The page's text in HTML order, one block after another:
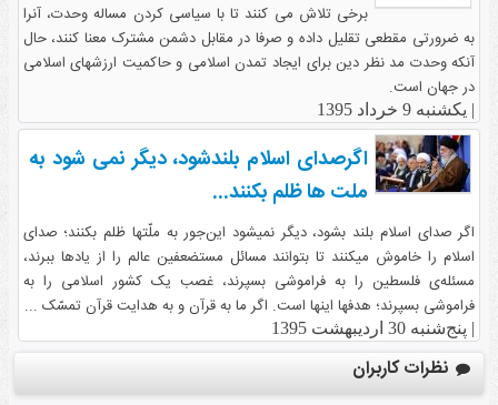
برخی تلاش می کنند تا با سیاسی کردن مساله وحدت، آنرا
به ضرورتی مقطعی تقلیل داده و صرفا در مقابل دشمن مشترک معنا کنند، حال
آنکه وحدت مد نظر دین برای ایجاد تمدن اسلامی و حاکمیت ارزشهای اسلامی
در جهان است.
| یکشنبه 9 خرداد 1395
اگرصدای اسلام بلندشود، دیگر نمی شود به
ملت ها ظلم بکنند...
اگر صدای اسلام بلند بشود، دیگر نمیشود این‌جور به ملّتها ظلم بکنند؛ صدای
اسلام را خاموش میکنند تا بتوانند مسائل مستضعفین عالم را از یادها ببرند،
مسئله‌ی فلسطین را به فراموشی بسپرند، غصب یک کشور اسلامی را به
فراموشی بسپرند؛ هدفها اینها است. اگر ما به قرآن و به هدایت قرآن تمسّک ...
| پنج‌شنبه 30 اردیبهشت 1395
نظرات کاربران